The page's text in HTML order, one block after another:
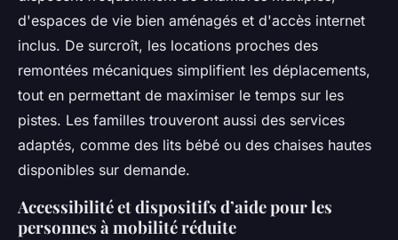
d'espaces de vie bien aménagés et d'accès internet
inclus. De surcroît, les locations proches des
remontées mécaniques simplifient les déplacements,
tout en permettant de maximiser le temps sur les
pistes. Les familles trouveront aussi des services
adaptés, comme des lits bébé ou des chaises hautes
disponibles sur demande.
Accessibilité et dispositifs d’aide pour les
personnes à mobilité réduite